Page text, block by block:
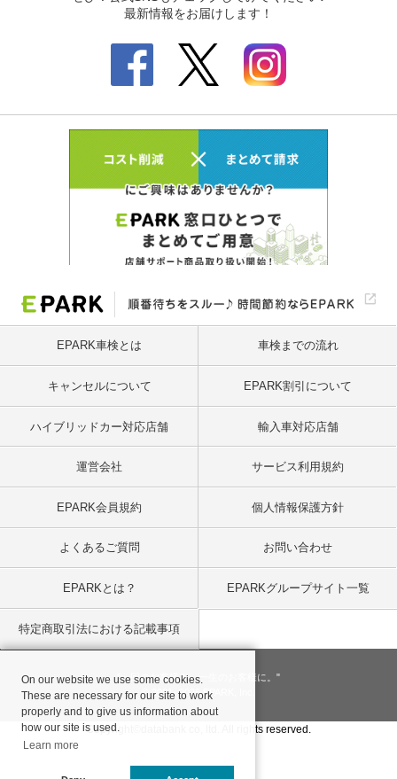
EPARK車検とは 車検までの流れ
キャンセルについて EPARK割引について
ハイブリッドカー対応店舗 輸入車対応店舗
運営会社 サービス利用規約
EPARK会員規約 個人情報保護方針
よくあるご質問 お問い合わせ
EPARKとは？ EPARKグループサイト一覧
特定商取引法における記載事項
"一回のお客様を、一生のお客様に。"
© 2001- 2026 EPARK, Inc.
Copyright©databank co, ltd. All rights reserved.
On our website we use some cookies.
These are necessary for our site to work
properly and to give us information about
how our site is used.
Learn more